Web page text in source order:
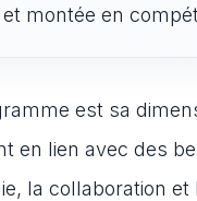
montée en
est sa
lien avec des
la collaboration